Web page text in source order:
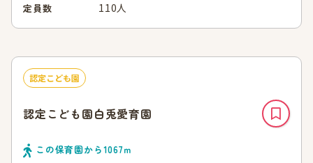
定員数 110人
認定こども園
認定こども園白兎愛育園
この保育園から1067ｍ